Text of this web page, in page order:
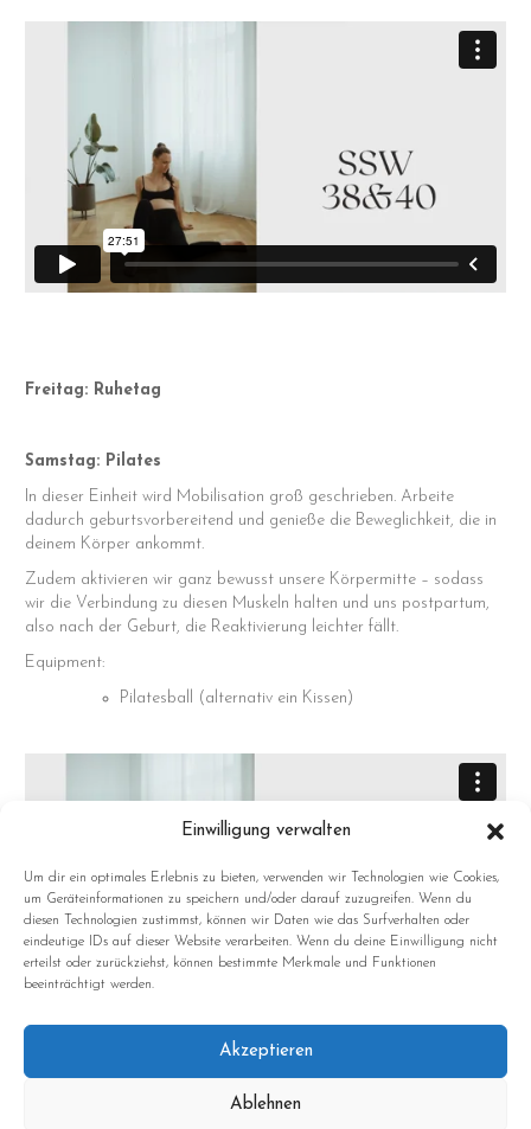
Einwilligung verwalten
Um dir ein optimales Erlebnis zu bieten, verwenden wir Technologien wie Cookies,
um Geräteinformationen zu speichern und/oder darauf zuzugreifen. Wenn du
diesen Technologien zustimmst, können wir Daten wie das Surfverhalten oder
eindeutige IDs auf dieser Website verarbeiten. Wenn du deine Einwilligung nicht
erteilst oder zurückziehst, können bestimmte Merkmale und Funktionen
beeinträchtigt werden.
Akzeptieren
Ablehnen
Freitag: Ruhetag
Samstag: Pilates
In dieser Einheit wird Mobilisation groß geschrieben. Arbeite
dadurch geburtsvorbereitend und genieße die Beweglichkeit, die in
deinem Körper ankommt.
Zudem aktivieren wir ganz bewusst unsere Körpermitte – sodass
wir die Verbindung zu diesen Muskeln halten und uns postpartum,
also nach der Geburt, die Reaktivierung leichter fällt.
Equipment:
Pilatesball (alternativ ein Kissen)